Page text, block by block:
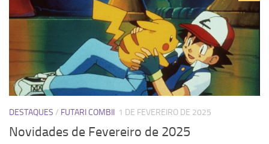
DESTAQUES / FUTARI COMBII 1 DE FEVEREIRO DE 2025
Novidades de Fevereiro de 2025